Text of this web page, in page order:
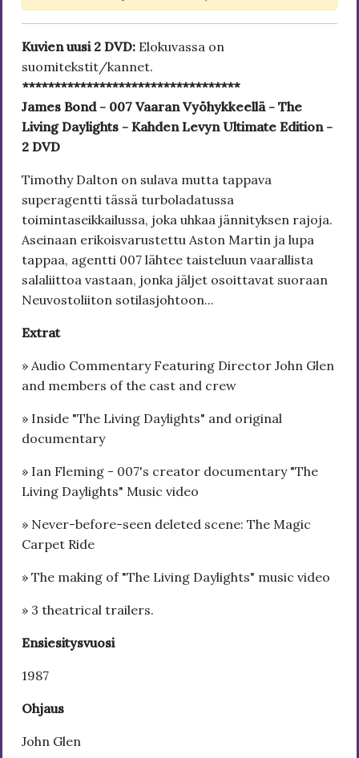
Kuvien uusi 2 DVD: Elokuvassa on
suomitekstit/kannet.
**********************************
James Bond - 007 Vaaran Vyöhykkeellä - The
Living Daylights - Kahden Levyn Ultimate Edition -
2 DVD
Timothy Dalton on sulava mutta tappava
superagentti tässä turboladatussa
toimintaseikkailussa, joka uhkaa jännityksen rajoja.
Aseinaan erikoisvarustettu Aston Martin ja lupa
tappaa, agentti 007 lähtee taisteluun vaarallista
salaliittoa vastaan, jonka jäljet osoittavat suoraan
Neuvostoliiton sotilasjohtoon...
Extrat
» Audio Commentary Featuring Director John Glen
and members of the cast and crew
» Inside "The Living Daylights" and original
documentary
» Ian Fleming - 007's creator documentary "The
Living Daylights" Music video
» Never-before-seen deleted scene: The Magic
Carpet Ride
» The making of "The Living Daylights" music video
» 3 theatrical trailers.
Ensiesitysvuosi
1987
Ohjaus
John Glen